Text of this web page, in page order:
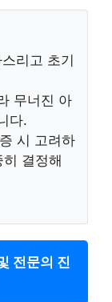
리고 초기
무너진 아
다.
시 고려하
결정해
전문의 진